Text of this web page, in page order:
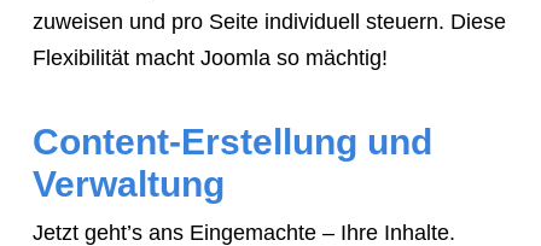
zuweisen und pro Seite individuell steuern. Diese
Flexibilität macht Joomla so mächtig!
Content-Erstellung und
Verwaltung
Jetzt geht’s ans Eingemachte – Ihre Inhalte.